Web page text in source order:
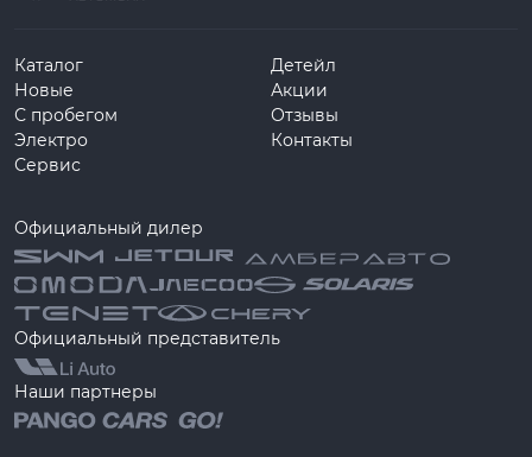
Каталог
Новые
С пробегом
Электро
Сервис
Детейл
Акции
Отзывы
Контакты
Официальный дилер
Официальный представитель
Наши партнеры